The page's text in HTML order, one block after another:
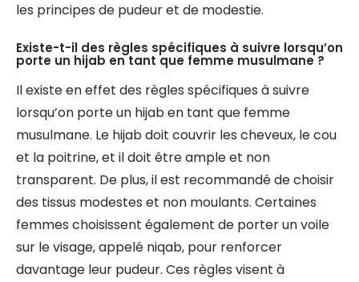
les principes de pudeur et de modestie.
Existe-t-il des règles spécifiques à suivre lorsqu’on
porte un hijab en tant que femme musulmane ?
Il existe en effet des règles spécifiques à suivre
lorsqu’on porte un hijab en tant que femme
musulmane. Le hijab doit couvrir les cheveux, le cou
et la poitrine, et il doit être ample et non
transparent. De plus, il est recommandé de choisir
des tissus modestes et non moulants. Certaines
femmes choisissent également de porter un voile
sur le visage, appelé niqab, pour renforcer
davantage leur pudeur. Ces règles visent à